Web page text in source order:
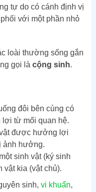
tự do có cánh định vị
với một phần nhỏ
loài thường sống gắn
gọi là cộng sinh.
đôi bên cùng có
từ mối quan hệ.
được hưởng lợi
ảnh hưởng.
sinh vật (ký sinh
kia (vật chủ).
sinh, vi khuẩn,